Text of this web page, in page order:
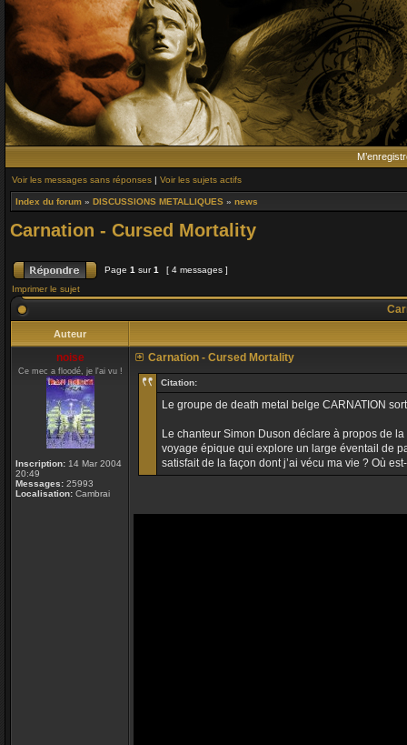
Voir les messages sans réponses | Voir les sujets actifs
Index du forum » DISCUSSIONS METALLIQUES » news
Carnation - Cursed Mortality
Page 1 sur1
[ 4 messages ]
Imprimer le sujet
Auteur
noise
Ce mec a floodé, je l'ai vu !
Inscription: 14 Mar 2004
20:49
Messages: 25993
Localisation: Cambrai
Carnation - Cursed Mortality
Citation:
Le groupe de death metal belge CARNATION
Le chanteur Simon Duson déclare à propos de
voyage épique qui explore un large éventail de
satisfait de la façon dont j’ai vécu ma vie ? Où